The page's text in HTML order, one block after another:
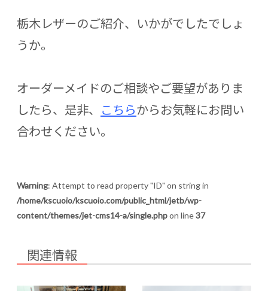
栃木レザーのご紹介、いかがでしたでしょ
うか。
オーダーメイドのご相談やご要望がありま
したら、是非、
こちらからお気軽にお問い
合わせください。
Warning: Attempt to read property "ID" on string in
/home/kscuoio/kscuoio.com/public_html/jetb/wp-
content/themes/jet-cms14-a/single.phpon line37
関連情報